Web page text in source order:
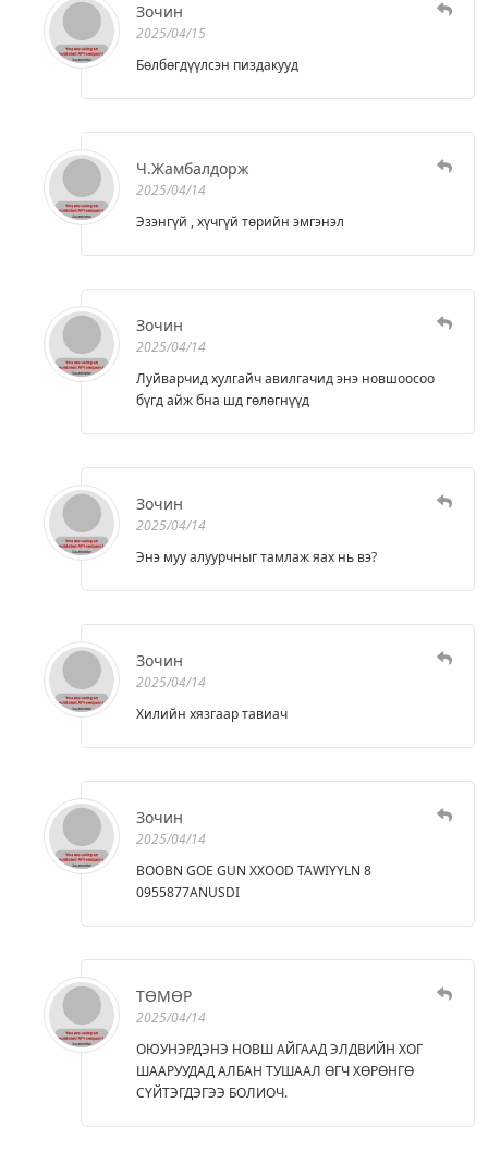
Зочин
2025/04/15
Бөлбөгдүүлсэн пиздакууд
Ч.Жамбалдорж
2025/04/14
Эзэнгүй , хүчгүй төрийн эмгэнэл
Зочин
2025/04/14
Луйварчид хулгайч авилгачид энэ новшоосоо
бүгд айж бна шд гөлөгнүүд
Зочин
2025/04/14
Энэ муу алуурчныг тамлаж яах нь вэ?
Зочин
2025/04/14
Хилийн хязгаар тавиач
Зочин
2025/04/14
BOOBN GOE GUN XXOOD TAWIYYLN 8
0955877ANUSDI
ТӨМӨР
2025/04/14
ОЮУНЭРДЭНЭ НОВШ АЙГААД ЭЛДВИЙН ХОГ
ШААРУУДАД АЛБАН ТУШААЛ ӨГЧ ХӨРӨНГӨ
СҮЙТЭГДЭГЭЭ БОЛИОЧ.